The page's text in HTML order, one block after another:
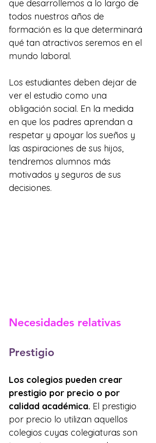
que desarrollemos a lo largo de
todos nuestros años de
formación es la que determinará
qué tan atractivos seremos en el
mundo laboral.
Los estudiantes deben dejar de
ver el estudio como una
obligación social. En la medida
en que los padres aprendan a
respetar y apoyar los sueños y
las aspiraciones de sus hijos,
tendremos alumnos más
motivados y seguros de sus
decisiones.
Necesidades relativas
Prestigio
Los colegios pueden crear
prestigio por precio o por
calidad académica. El prestigio
por precio lo utilizan aquellos
colegios cuyas colegiaturas son